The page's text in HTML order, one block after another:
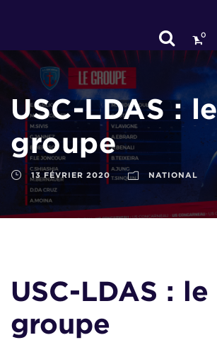
0
USC-LDAS : le
groupe
13 FÉVRIER 2020 NATIONAL
USC-LDAS : le
groupe